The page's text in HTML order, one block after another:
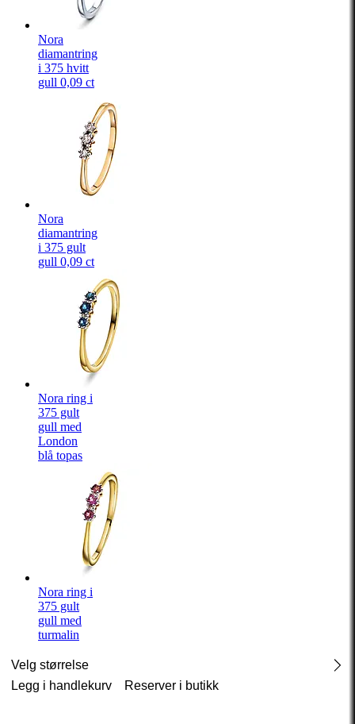
Nora
diamantring
i 375 hvitt
gull 0,09 ct
Nora
diamantring
i 375 gult
gull 0,09 ct
Nora ring i
375 gult
gull med
London
blå topas
Nora ring i
375 gult
gull med
turmalin
Velg størrelse
Legg i handlekurv
Reserver i butikk